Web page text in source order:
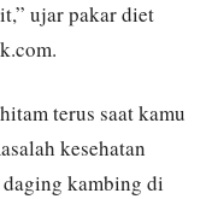
ujar pakar diet
terus saat kamu
kesehatan
kambing di